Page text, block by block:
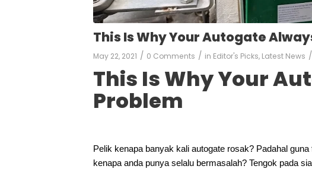
This Is Why Your Autogate
May 22, 2021 / 0 Comments / in Editor's Picks, Latest News /
This Is Why Your
Problem
Pelik kenapa banyak kali autogate rosak? Padahal
kenapa anda punya selalu bermasalah? Tengok pada